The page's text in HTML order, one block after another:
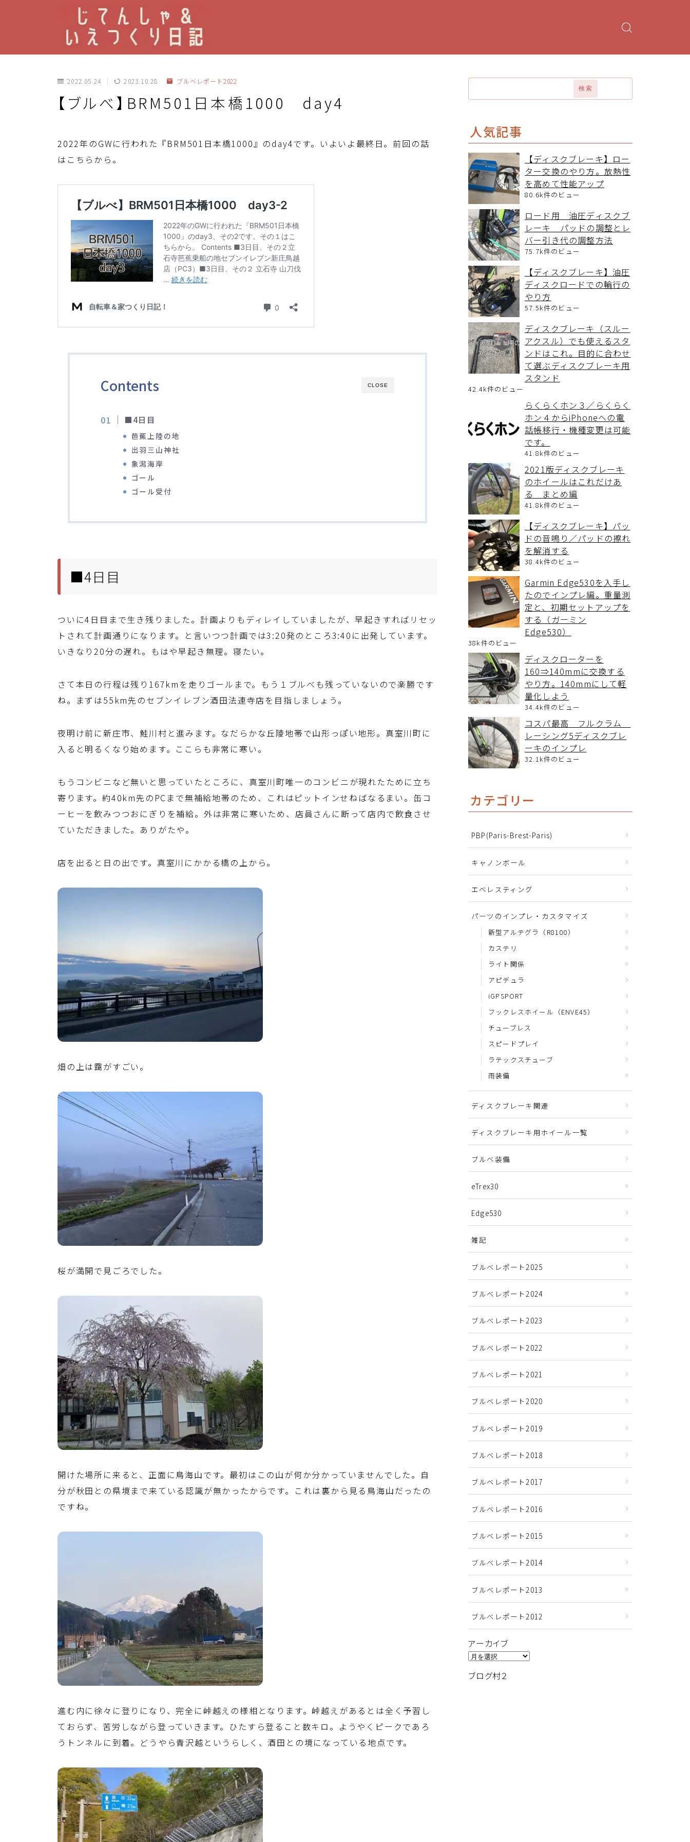
2022.05.24 2023.10.28 ブルベレポート2022
【ブルべ】BRM501日本橋1000 day4
2022年のGWに行われた『BRM501日本橋1000』のday4です。いよいよ最終日。前回の話
はこちらから。
CLOSE
Contents
■4日目
芭蕉上陸の地
出羽三山神社
象潟海岸
ゴール
ゴール受付
■4日目
ついに4日目まで生き残りました。計画よりもディレイしていましたが、早起きすればリセッ
トされて計画通りになります。と言いつつ計画では3:20発のところ3:40に出発しています。
いきなり20分の遅れ。もはや早起き無理。寝たい。
さて本日の行程は残り167kmを走りゴールまで。もう１ブルべも残っていないので楽勝です
ね。まずは55km先のセブンイレブン酒田法連寺店を目指しましょう。
夜明け前に新庄市、鮭川村と進みます。なだらかな丘陵地帯で山形っぽい地形。真室川町に
入ると明るくなり始めます。ここらも非常に寒い。
もうコンビニなど無いと思っていたところに、真室川町唯一のコンビニが現れたために立ち
寄ります。約40km先のPCまで無補給地帯のため、これはピットインせねばなるまい。缶コ
ーヒーを飲みつつおにぎりを補給。外は非常に寒いため、店員さんに断って店内で飲食させ
ていただきました。ありがたや。
店を出ると日の出です。真室川にかかる橋の上から。
畑の上は靄がすごい。
桜が満開で見ごろでした。
開けた場所に来ると、正面に鳥海山です。最初はこの山が何か分かっていませんでした。自
分が秋田との県境まで来ている認識が無かったからです。これは裏から見る鳥海山だったの
ですね。
進む内に徐々に登りになり、完全に峠越えの様相となります。峠越えがあるとは全く予習し
ておらず、苦労しながら登っていきます。ひたすら登ること数キロ。ようやくピークであろ
うトンネルに到着。どうやら青沢越というらしく、酒田との境になっている地点です。
検索
人気記事
【ディスクブレーキ】ロー
ター交換のやり方。放熱性
を高めて性能アップ
80.6k件のビュー
ロード用 油圧ディスクブ
レーキ パッドの調整とレ
バー引き代の調整方法
75.7k件のビュー
【ディスクブレーキ】油圧
ディスクロードでの輪行の
やり方
57.5k件のビュー
ディスクブレーキ（スルー
アクスル）でも使えるスタ
ンドはこれ。目的に合わせ
て選ぶディスクブレーキ用
スタンド
42.4k件のビュー
らくらくホン３／らくらく
ホン４からiPhoneへの電
話帳移行・機種変更は可能
です。
41.8k件のビュー
2021版ディスクブレーキ
のホイールはこれだけあ
る まとめ編
41.8k件のビュー
【ディスクブレーキ】パッ
ドの音鳴り／パッドの擦れ
を解消する
38.4k件のビュー
Garmin Edge530を入手し
たのでインプレ編。重量測
定と、初期セットアップを
する（ガーミン
Edge530）
38k件のビュー
ディスクローターを
160⇒140mmに交換する
やり方。140mmにして軽
量化しよう
34.4k件のビュー
コスパ最高 フルクラム
レーシング5ディスクブレ
ーキのインプレ
32.1k件のビュー
カテゴリー
PBP(Paris-Brest-Paris)
キャノンボール
エベレスティング
パーツのインプレ・カスタマイズ
新型アルテグラ（R8100）
カステリ
ライト関係
アピデュラ
iGPSPORT
フックレスホイール（ENVE45）
チューブレス
スピードプレイ
ラテックスチューブ
雨装備
ディスクブレーキ関連
ディスクブレーキ用ホイール一覧
ブルベ装備
eTrex30
Edge530
雑記
ブルべレポート2025
ブルべレポート2024
ブルべレポート2023
ブルベレポート2022
ブルべレポート2021
ブルベレポート2020
ブルベレポート2019
ブルベレポート2018
ブルベレポート2017
ブルベレポート2016
ブルべレポート2015
ブルべレポート2014
ブルべレポート2013
ブルべレポート2012
アーカイブ
ア
カ
ブログ村２